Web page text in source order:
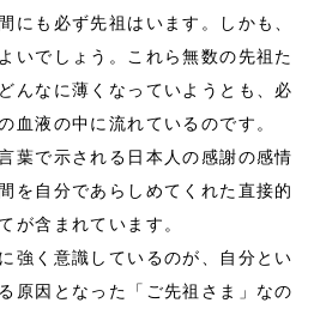
にも必ず先祖はいます。しかも、
いでしょう。これら無数の先祖た
んなに薄くなっていようとも、必
血液の中に流れているのです。
葉で示される日本人の感謝の感情
を自分であらしめてくれた直接的
が含まれています。
強く意識しているのが、自分とい
原因となった「ご先祖さま」なの